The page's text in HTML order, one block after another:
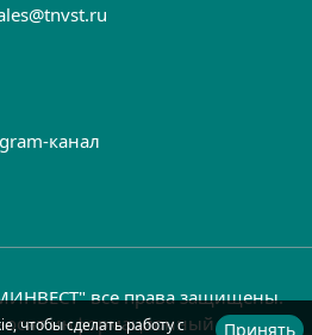
канал
все права защищены.
информационный характер
чтобы сделать работу с Принять